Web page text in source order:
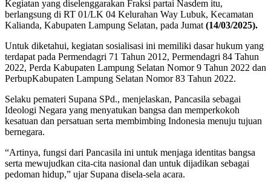
Kegiatan yang diselenggarakan Fraksi partai Nasdem itu,
berlangsung di RT 01/LK 04 Kelurahan Way Lubuk, Kecamatan
Kalianda, Kabupaten Lampung Selatan, pada Jumat (14/03/2025).
Untuk diketahui, kegiatan sosialisasi ini memiliki dasar hukum yang
terdapat pada Permendagri 71 Tahun 2012, Permendagri 84 Tahun
2022, Perda Kabupaten Lampung Selatan Nomor 9 Tahun 2022 dan
PerbupKabupaten Lampung Selatan Nomor 83 Tahun 2022.
Selaku pemateri Supana SPd., menjelaskan, Pancasila sebagai
Ideologi Negara yang menyatukan bangsa dan memperkokoh
kesatuan dan persatuan serta membimbing Indonesia menuju tujuan
bernegara.
“Artinya, fungsi dari Pancasila ini untuk menjaga identitas bangsa
serta mewujudkan cita-cita nasional dan untuk dijadikan sebagai
pedoman hidup,” ujar Supana disela-sela acara.